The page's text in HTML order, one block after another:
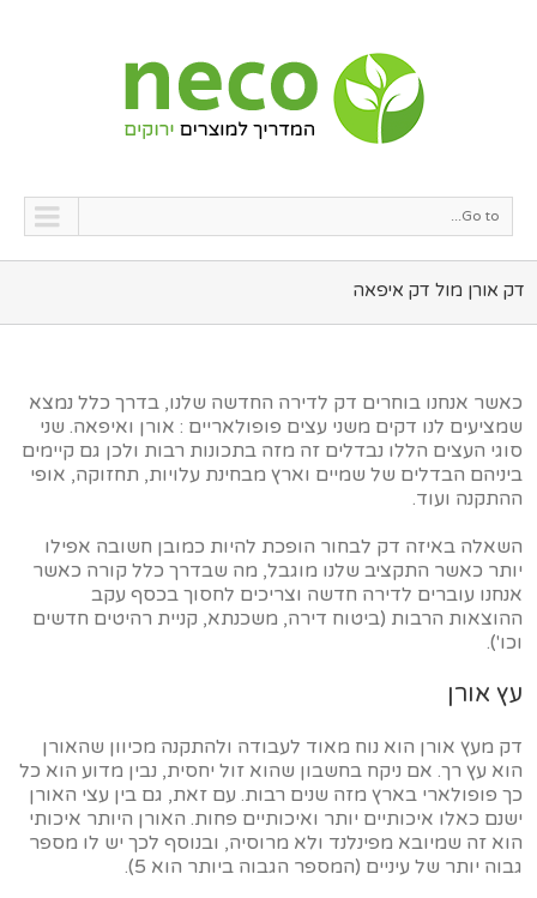
Go to...
דק אורן מול דק איפאה
כאשר אנחנו בוחרים דק לדירה החדשה שלנו, בדרך כלל נמצא
שמציעים לנו דקים משני עצים פופולאריים : אורן ואיפאה. שני
סוגי העצים הללו נבדלים זה מזה בתכונות רבות ולכן גם קיימים
ביניהם הבדלים של שמיים וארץ מבחינת עלויות, תחזוקה, אופי
ההתקנה ועוד.
השאלה באיזה דק לבחור הופכת להיות כמובן חשובה אפילו
יותר כאשר התקציב שלנו מוגבל, מה שבדרך כלל קורה כאשר
אנחנו עוברים לדירה חדשה וצריכים לחסוך בכסף עקב
ההוצאות הרבות (ביטוח דירה, משכנתא, קניית רהיטים חדשים
וכו').
עץ אורן
דק מעץ אורן הוא נוח מאוד לעבודה ולהתקנה מכיוון שהאורן
הוא עץ רך. אם ניקח בחשבון שהוא זול יחסית, נבין מדוע הוא כל
כך פופולארי בארץ מזה שנים רבות. עם זאת, גם בין עצי האורן
ישנם כאלו איכותיים יותר ואיכותיים פחות. האורן היותר איכותי
הוא זה שמיובא מפינלנד ולא מרוסיה, ובנוסף לכך יש לו מספר
גבוה יותר של עיניים (המספר הגבוה ביותר הוא 5).